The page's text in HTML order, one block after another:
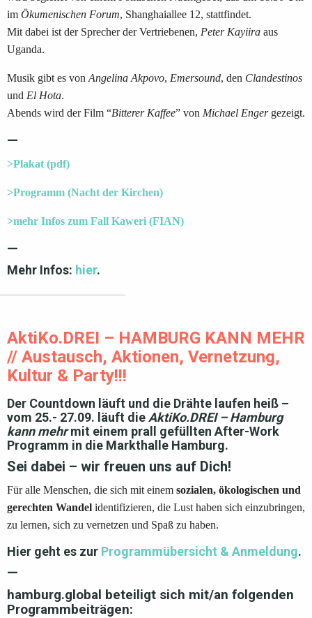
im Ökumenischen Forum, Shanghaiallee 12, stattfindet.
Mit dabei ist der Sprecher der Vertriebenen, Peter Kayiira aus
Uganda.
Musik gibt es von Angelina Akpovo, Emersound, den Clandestinos
und El Hota.
Abends wird der Film “Bitterer Kaffee” von Michael Engergezeigt.
—
>Plakat (pdf)
>Programm (Nacht der Kirchen)
>mehr Infos zum Fall Kaweri (FIAN)
—
Mehr Infos: hier.
AktiKo.DREI – HAMBURG KANN MEHR
// Austausch, Aktionen, Vernetzung,
Kultur & Party!!!
Der Countdown läuft und die Drähte laufen heiß –
vom 25.- 27.09. läuft die AktiKo.DREI – Hamburg
kann mehrmit einem prall gefüllten After-Work
Programm in die Markthalle Hamburg.
Sei dabei – wir freuen uns auf Dich!
Für alle Menschen, die sich mit einem sozialen, ökologischen und
gerechten Wandel identifizieren, die Lust haben sich einzubringen,
zu lernen, sich zu vernetzen und Spaß zu haben.
Hier geht es zur Programmübersicht & Anmeldung.
—
hamburg.global beteiligt sich mit/an folgenden
Programmbeiträgen: